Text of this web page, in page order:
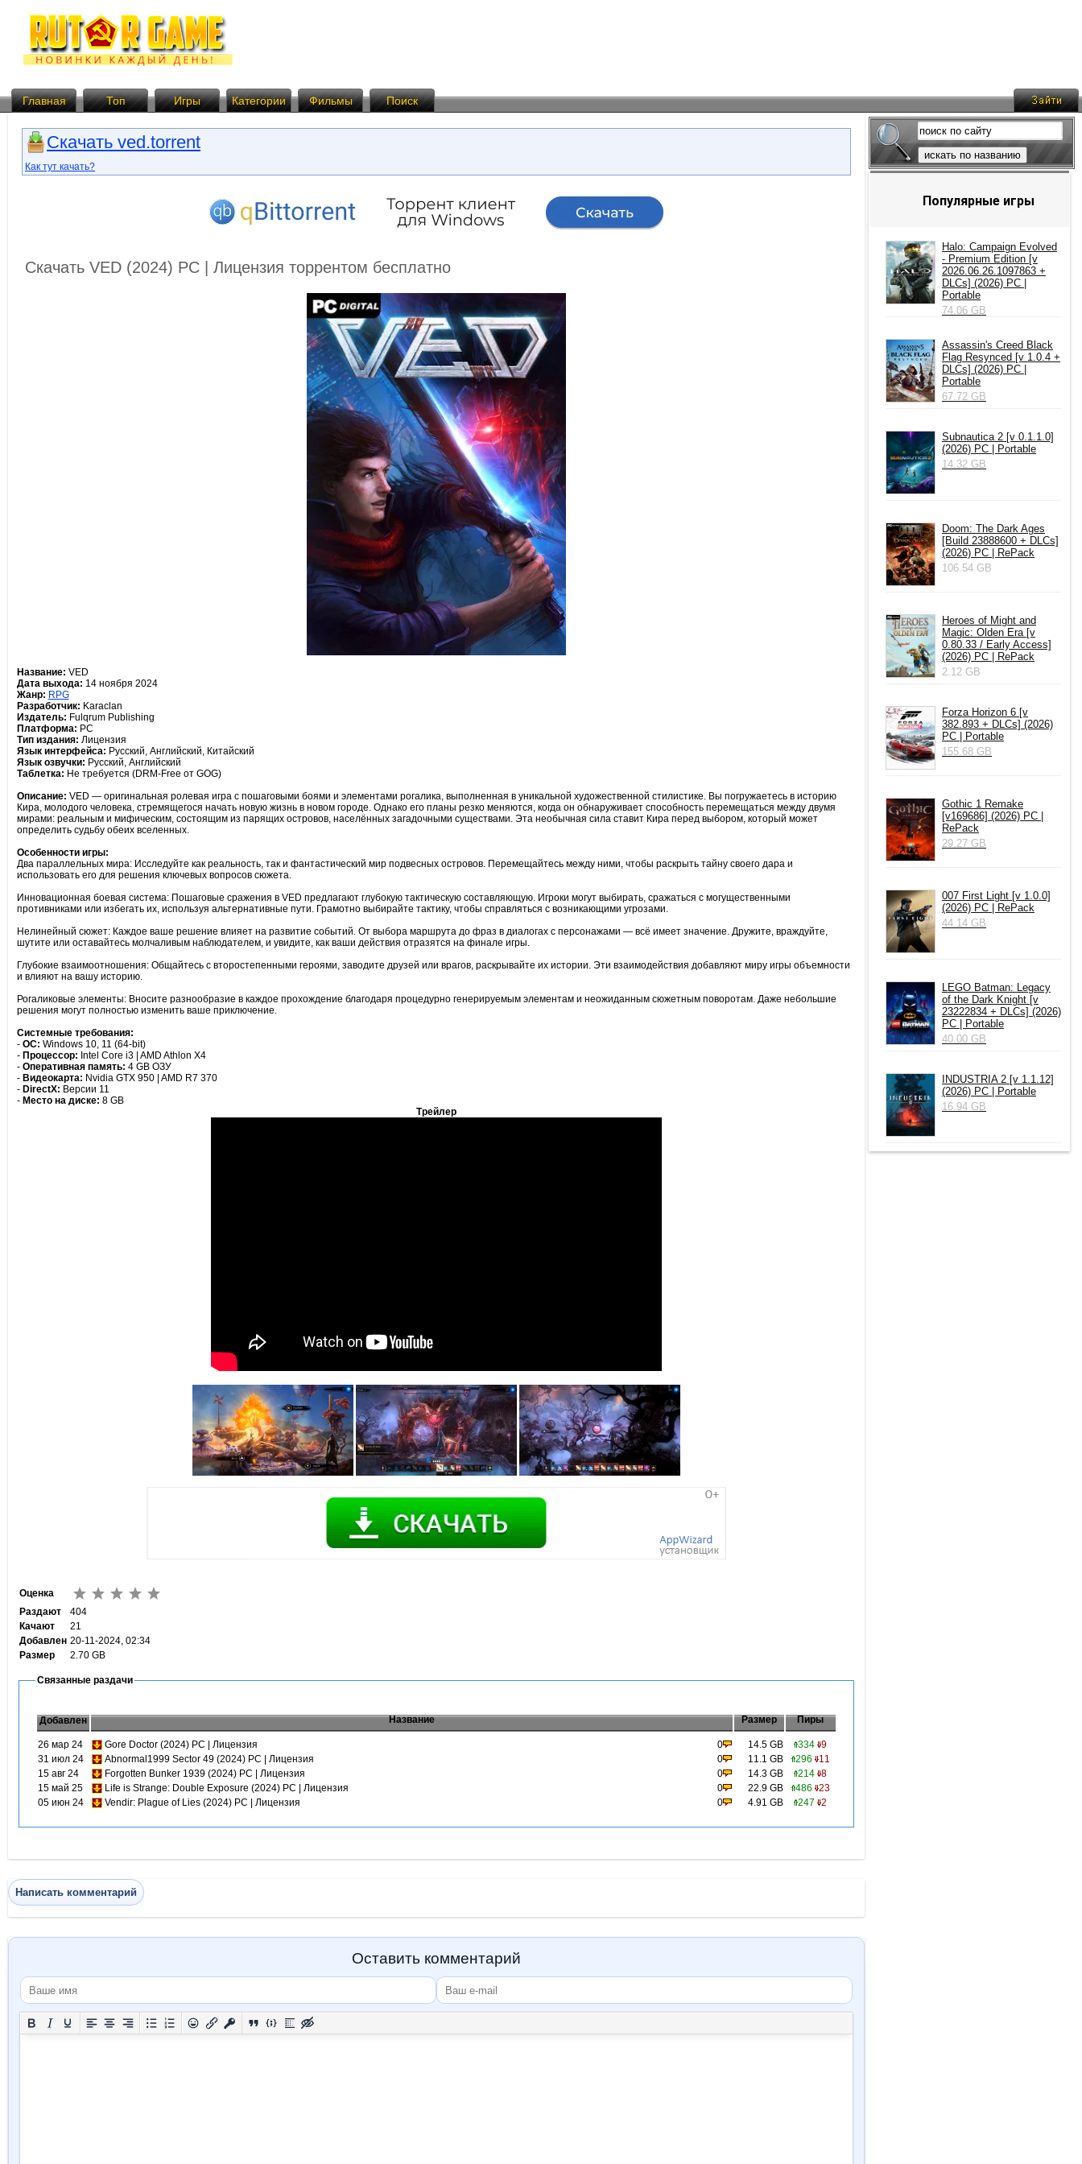
Главная Топ Игры Категории Фильмы Поиск
Скачать ved.torrent
Как тут качать?
Скачать VED (2024) PC | Лицензия торрентом бесплатно
Название: VED
Дата выхода: 14 ноября 2024
Жанр: RPG
Разработчик: Karaclan
Издатель: Fulqrum Publishing
Платформа: PC
Тип издания: Лицензия
Язык интерфейса: Русский, Английский, Китайский
Язык озвучки: Русский, Английский
Таблетка: Не требуется (DRM-Free от GOG)
Описание: VED — оригинальная ролевая игра с пошаговыми боями и элементами рогалика, выполненная в уникальной художественной стилистике. Вы погружаетесь в историю
Кира, молодого человека, стремящегося начать новую жизнь в новом городе. Однако его планы резко меняются, когда он обнаруживает способность перемещаться между двумя
мирами: реальным и мифическим, состоящим из парящих островов, населённых загадочными существами. Эта необычная сила ставит Кира перед выбором, который может
определить судьбу обеих вселенных.
Особенности игры:
Два параллельных мира: Исследуйте как реальность, так и фантастический мир подвесных островов. Перемещайтесь между ними, чтобы раскрыть тайну своего дара и
использовать его для решения ключевых вопросов сюжета.
Инновационная боевая система: Пошаговые сражения в VED предлагают глубокую тактическую составляющую. Игроки могут выбирать, сражаться с могущественными
противниками или избегать их, используя альтернативные пути. Грамотно выбирайте тактику, чтобы справляться с возникающими угрозами.
Нелинейный сюжет: Каждое ваше решение влияет на развитие событий. От выбора маршрута до фраз в диалогах с персонажами — всё имеет значение. Дружите, враждуйте,
шутите или оставайтесь молчаливым наблюдателем, и увидите, как ваши действия отразятся на финале игры.
Глубокие взаимоотношения: Общайтесь с второстепенными героями, заводите друзей или врагов, раскрывайте их истории. Эти взаимодействия добавляют миру игры объемности
и влияют на вашу историю.
Рогаликовые элементы: Вносите разнообразие в каждое прохождение благодаря процедурно генерируемым элементам и неожиданным сюжетным поворотам. Даже небольшие
решения могут полностью изменить ваше приключение.
Системные требования:
- ОС: Windows 10, 11 (64-bit)
- Процессор: Intel Core i3 | AMD Athlon X4
- Оперативная память: 4 GB ОЗУ
- Видеокарта: Nvidia GTX 950 | AMD R7 370
- DirectX: Версии 11
- Место на диске: 8 GB
Трейлер
Оценка
Раздают
404
Качают
21
Добавлен 20-11-2024, 02:34
Размер
2.70 GB
Связанные раздачи
Добавлен Название Размер Пиры
26 мар 24 Gore Doctor (2024) PC | Лицензия 0 14.5 GB 334 9
31 июл 24
Abnormal1999 Sector 49 (2024) PC | Лицензия 0 11.1 GB 296
11
15 авг 24
Forgotten Bunker 1939 (2024) PC | Лицензия 0 14.3 GB 214 8
15 май 25
Life is Strange: Double Exposure (2024) PC | Лицензия 0 22.9 GB 486
23
05 июн 24
Vendir: Plague of Lies (2024) PC | Лицензия 0 4.91 GB 247 2
Написать комментарий
Оставить комментарий
искать по названию
Популярные игры
Halo: Campaign Evolved
- Premium Edition [v
2026.06.26.1097863 +
DLCs] (2026) PC |
Portable
74.06 GB
Assassin's Creed Black
Flag Resynced [v 1.0.4 +
DLCs] (2026) PC |
Portable
67.72 GB
Subnautica 2 [v 0.1.1.0]
(2026) PC | Portable
14.32 GB
Doom: The Dark Ages
[Build 23888600 + DLCs]
(2026) PC | RePack
106.54 GB
Heroes of Might and
Magic: Olden Era [v
0.80.33 / Early Access]
(2026) PC | RePack
2.12 GB
Forza Horizon 6 [v
382.893 + DLCs] (2026)
PC | Portable
155.68 GB
Gothic 1 Remake
[v169686] (2026) PC |
RePack
29.27 GB
007 First Light [v 1.0.0]
(2026) PC | RePack
44.14 GB
LEGO Batman: Legacy
of the Dark Knight [v
23222834 + DLCs] (2026)
PC | Portable
40.00 GB
INDUSTRIA 2 [v 1.1.12]
(2026) РС | Portable
16.94 GB